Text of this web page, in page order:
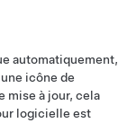
automatiquement,
icône de
mise à jour, cela
logicielle est